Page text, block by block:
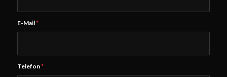
E-Mail*
Telefon*